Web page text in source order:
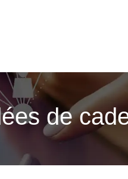
de